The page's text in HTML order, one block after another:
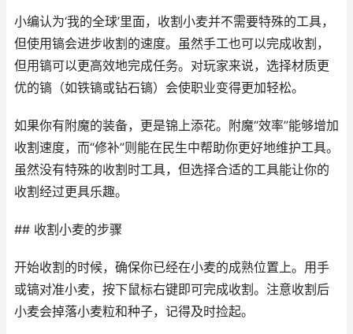
小编认为‘我的全球’里面，收割小麦并不需要特殊的工具，
但使用镐会进步收割的速度。虽然手工也可以完成收割，
但用镐可以更高效地完成任务。对玩家来说，选择材质更
优的镐（如铁镐或钻石镐）会使职业变得更加轻松。
如果你有附魔的装备，更是锦上添花。附魔“效率”能够增加
收割速度，而“修补”则能在民生中帮助你更好地维护工具。
虽然没有特殊的收割时工具，但选择合适的工具能让你的
收割经过更具乐趣。
## 收割小麦的步骤
开始收割的时候，确保你已经在小麦的成熟位置上。用手
或镐对准小麦，按下鼠标右键即可完成收割。注意收割后
小麦会掉落小麦粒和种子，记得及时捡起。